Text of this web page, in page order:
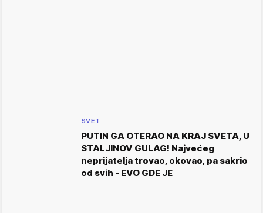
SVET
PUTIN GA OTERAO NA KRAJ SVETA, U
STALJINOV GULAG! Najvećeg
neprijatelja trovao, okovao, pa sakrio
od svih - EVO GDE JE